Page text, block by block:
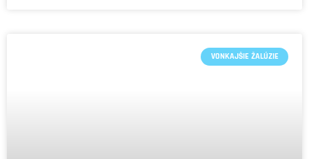
VONKAJŠIE ŽALÚZIE